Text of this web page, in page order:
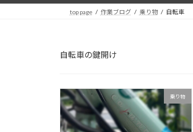
top page 作業ブログ 乗り物 自転車
自転車の鍵開け
乗り物